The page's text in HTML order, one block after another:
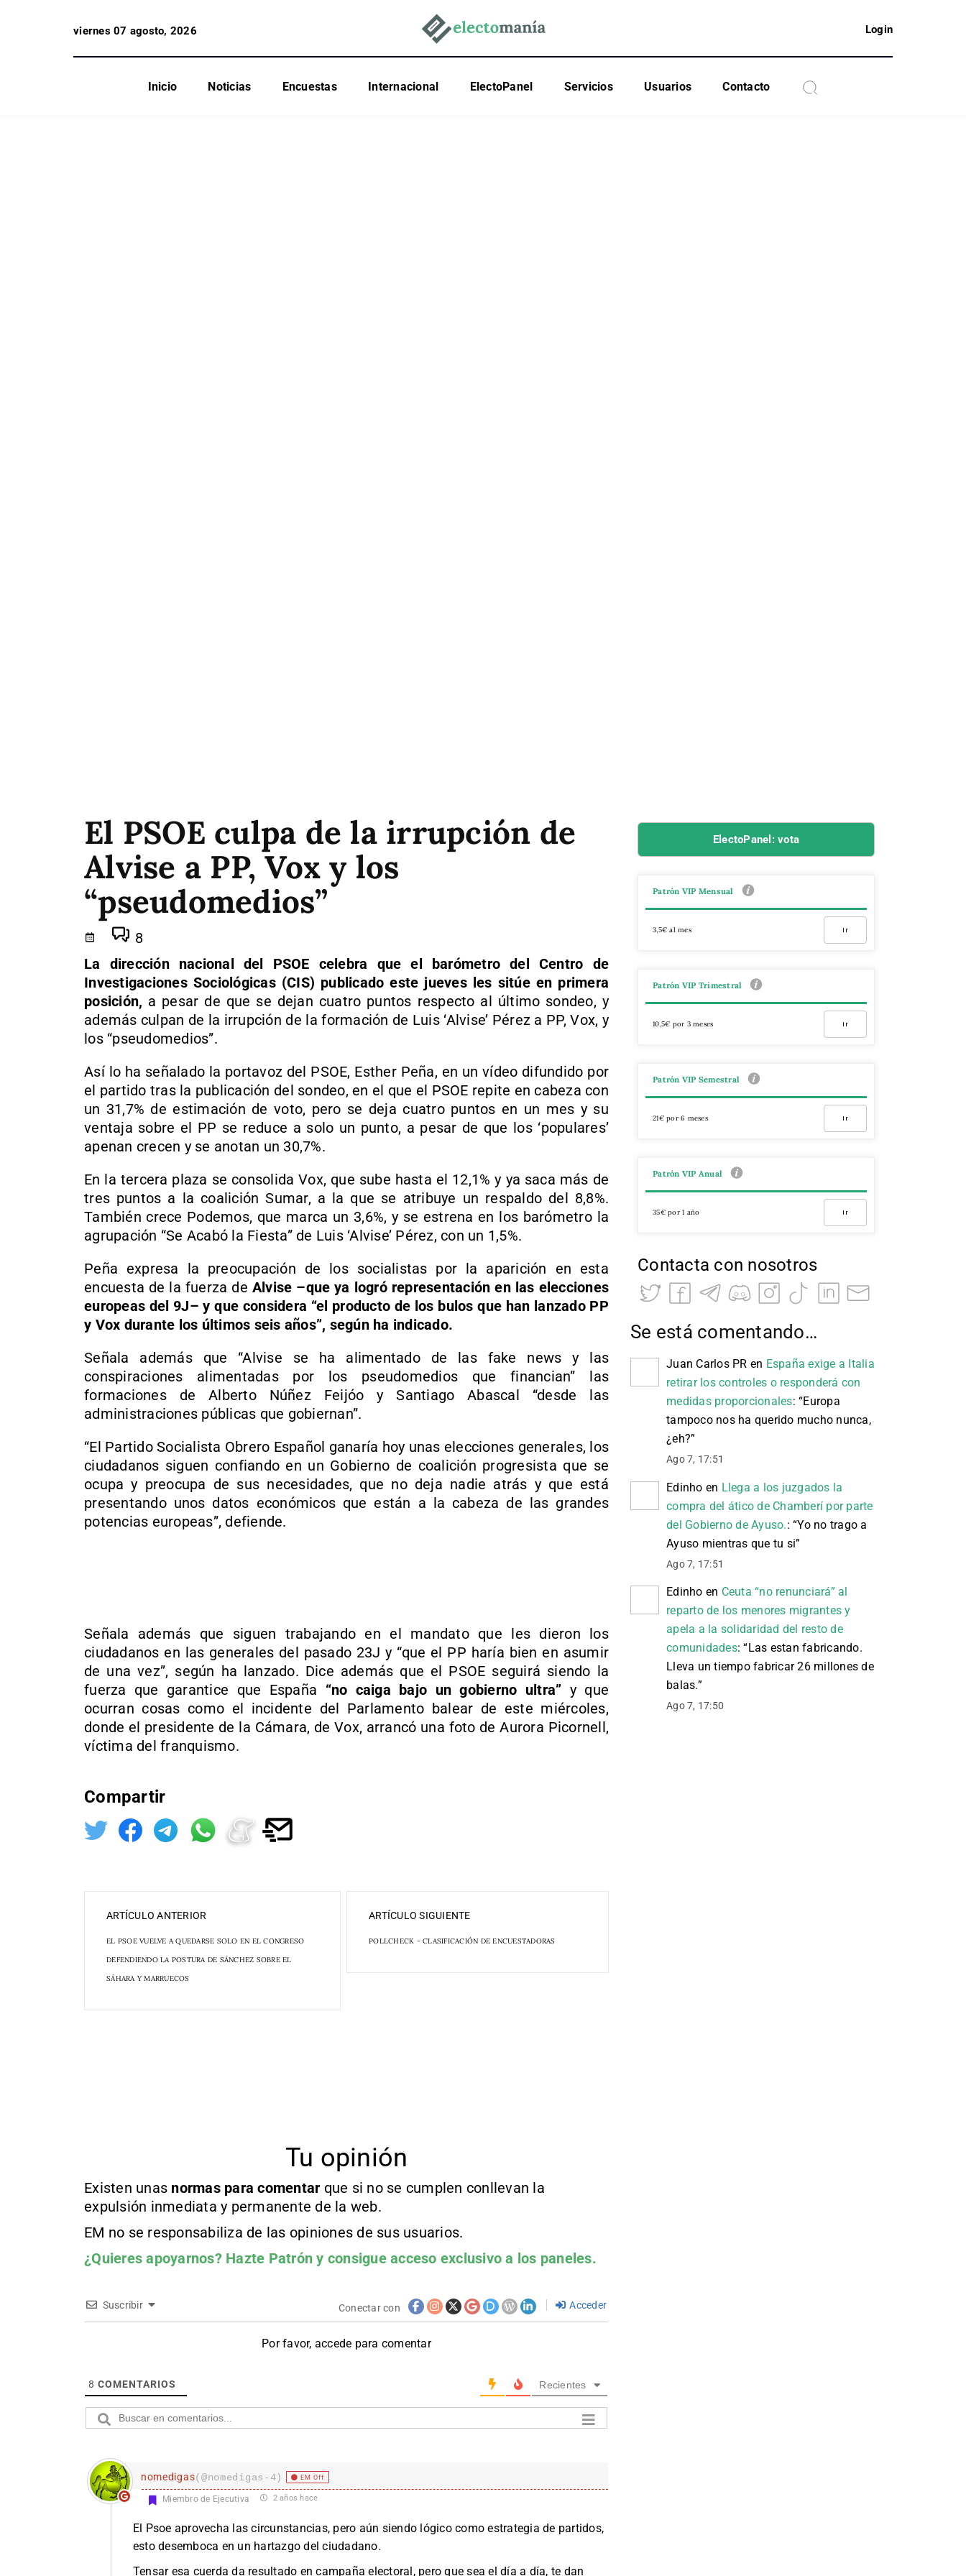
viernes 07 agosto, 2026 Login
Inicio Noticias Encuestas Internacional ElectoPanel Servicios Usuarios Contacto
El PSOE culpa de la irrupción de
Alvise a PP, Vox y los
“pseudomedios”
8
La dirección nacional del PSOE celebra que el barómetro del Centro de
Investigaciones Sociológicas (CIS) publicado este jueves les sitúe en primera
posición, a pesar de que se dejan cuatro puntos respecto al último sondeo, y
además culpan de la irrupción de la formación de Luis ‘Alvise’ Pérez a PP, Vox, y
los “pseudomedios”.
Así lo ha señalado la portavoz del PSOE, Esther Peña, en un vídeo difundido por
el partido tras la publicación del sondeo, en el que el PSOE repite en cabeza con
un 31,7% de estimación de voto, pero se deja cuatro puntos en un mes y su
ventaja sobre el PP se reduce a solo un punto, a pesar de que los ‘populares’
apenan crecen y se anotan un 30,7%.
En la tercera plaza se consolida Vox, que sube hasta el 12,1% y ya saca más de
tres puntos a la coalición Sumar, a la que se atribuye un respaldo del 8,8%.
También crece Podemos, que marca un 3,6%, y se estrena en los barómetro la
agrupación “Se Acabó la Fiesta” de Luis ‘Alvise’ Pérez, con un 1,5%.
Peña expresa la preocupación de los socialistas por la aparición en esta
encuesta de la fuerza de Alvise –que ya logró representación en las elecciones
europeas del 9J– y que considera “el producto de los bulos que han lanzado PP
y Vox durante los últimos seis años”, según ha indicado.
Señala además que “Alvise se ha alimentado de las fake news y las
conspiraciones alimentadas por los pseudomedios que financian” las
formaciones de Alberto Núñez Feijóo y Santiago Abascal “desde las
administraciones públicas que gobiernan”.
“El Partido Socialista Obrero Español ganaría hoy unas elecciones generales, los
ciudadanos siguen confiando en un Gobierno de coalición progresista que se
ocupa y preocupa de sus necesidades, que no deja nadie atrás y que está
presentando unos datos económicos que están a la cabeza de las grandes
potencias europeas”, defiende.
Señala además que siguen trabajando en el mandato que les dieron los
ciudadanos en las generales del pasado 23J y “que el PP haría bien en asumir
de una vez”, según ha lanzado. Dice además que el PSOE seguirá siendo la
fuerza que garantice que España “no caiga bajo un gobierno ultra” y que
ocurran cosas como el incidente del Parlamento balear de este miércoles,
donde el presidente de la Cámara, de Vox, arrancó una foto de Aurora Picornell,
víctima del franquismo.
Compartir
ARTÍCULO ANTERIOR
EL PSOE VUELVE A QUEDARSE SOLO EN EL CONGRESO
DEFENDIENDO LA POSTURA DE SÁNCHEZ SOBRE EL
SÁHARA Y MARRUECOS
ARTÍCULO SIGUIENTE
POLLCHECK - CLASIFICACIÓN DE ENCUESTADORAS
Tu opinión
Existen unas normas para comentar que si no se cumplen conllevan la
expulsión inmediata y permanente de la web.
EM no se responsabiliza de las opiniones de sus usuarios.
¿Quieres apoyarnos? Hazte Patrón y consigue acceso exclusivo a los paneles.
Suscribir Conectar con Acceder
Por favor, accede para comentar
8 COMENTARIOS Recientes
nomedigas(@nomedigas-4) EM Off
Miembro de Ejecutiva 2 años hace
El Psoe aprovecha las circunstancias, pero aún siendo lógico como estrategia de partidos,
esto desemboca en un hartazgo del ciudadano.
Tensar esa cuerda da resultado en campaña electoral, pero que sea el día a día, te dan
ElectoPanel: vota
Patrón VIP Mensual
3,5€ al mes Ir
Patrón VIP Trimestral
10,5€ por 3 meses Ir
Patrón VIP Semestral
21€ por 6 meses Ir
Patrón VIP Anual
35€ por 1 año Ir
Contacta con nosotros
Se está comentando…
Juan Carlos PR en España exige a Italia
retirar los controles o responderá con
medidas proporcionales: “Europa
tampoco nos ha querido mucho nunca,
¿eh?”
Ago 7, 17:51
Edinho en Llega a los juzgados la
compra del ático de Chamberí por parte
del Gobierno de Ayuso.: “Yo no trago a
Ayuso mientras que tu si”
Ago 7, 17:51
Edinho en Ceuta “no renunciará” al
reparto de los menores migrantes y
apela a la solidaridad del resto de
comunidades: “Las estan fabricando.
Lleva un tiempo fabricar 26 millones de
balas.”
Ago 7, 17:50